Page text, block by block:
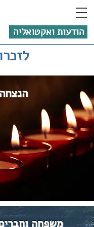
הודעות ואקטואליה
הנצחה
משפחה